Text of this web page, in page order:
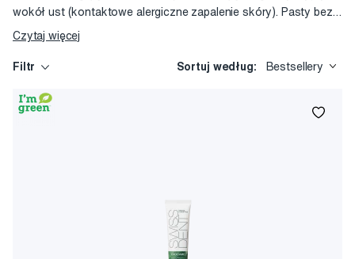
wokół ust (kontaktowe alergiczne zapalenie skóry). Pasty bez
fluorków znajdą zastosowanie również u miłośników silnej
tych, którzy używają sól z fluorkami. Nowoczesne pasty do
fluorków wystarczająco chronić przed próchnicą i
Czytaj więcej
Filtr Sortuj według: Bestsellery